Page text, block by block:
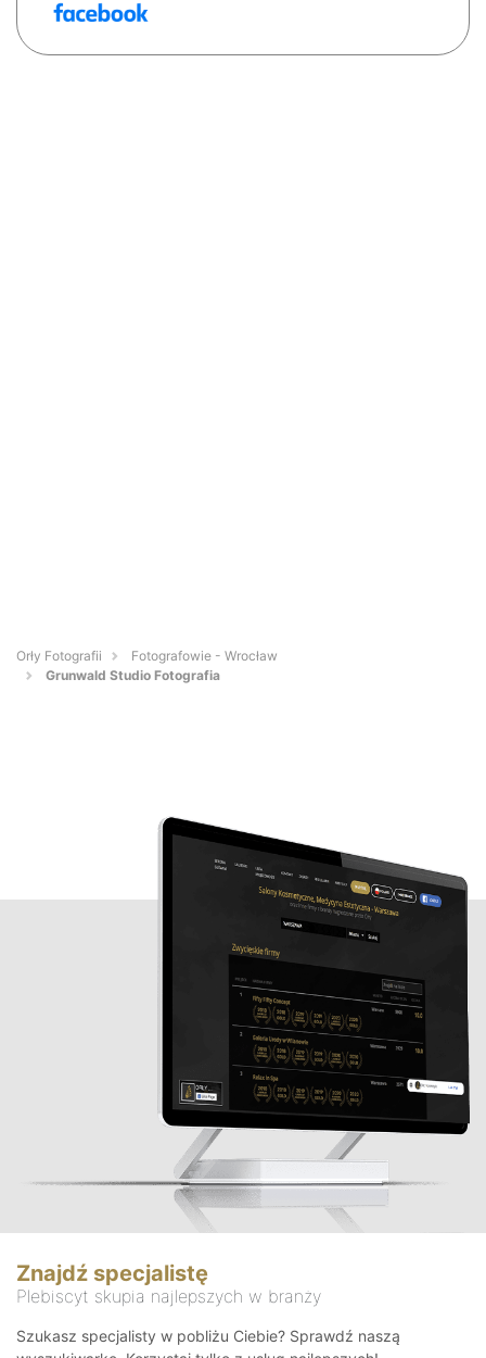
Orły Fotografii
Fotografowie - Wrocław
Grunwald Studio Fotografia
Znajdź specjalistę
Plebiscyt skupia najlepszych w branży
Szukasz specjalisty w pobliżu Ciebie? Sprawdź naszą